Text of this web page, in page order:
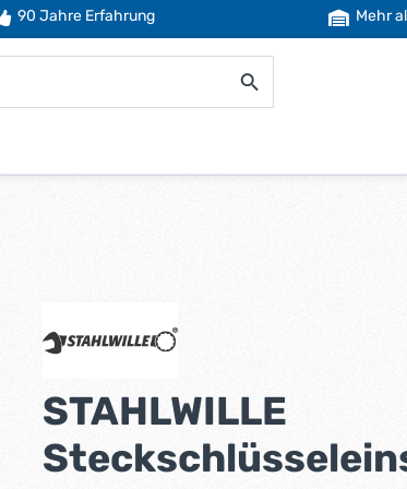
90 Jahre Erfahrung Mehr
STAHLWILLE